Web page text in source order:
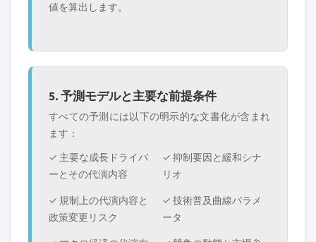
値を算出します。
5. 予測モデルと主要な前提条件
すべての予測には以下の明示的な文書化が含まれ
ます：
✓ 主要な成長ドライバ
ーとその代演内容
✓ 抑制要因と緩和シナ
リオ
✓ 規制上の代演内容と
政策変更リスク
✓ 技術普及曲線パラメ
ータ